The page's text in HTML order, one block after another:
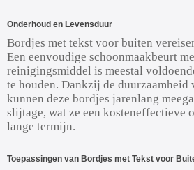
Onderhoud en Levensduur
Bordjes met tekst voor buiten
Een eenvoudige schoonmaakbeurt
reinigingsmiddel is meestal
te houden. Dankzij de duurzaamheid
kunnen deze bordjes jarenlang
slijtage, wat ze een kosteneffectieve
lange termijn.
Toepassingen van Bordjes met Tekst voor